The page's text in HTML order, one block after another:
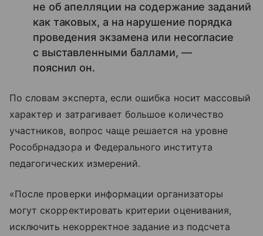
не об апелляции на содержание заданий
как таковых, а на нарушение порядка
проведения экзамена или несогласие
с выставленными баллами, —
пояснил он.
По словам эксперта, если ошибка носит массовый
характер и затрагивает большое количество
участников, вопрос чаще решается на уровне
Рособрнадзора и Федерального института
педагогических измерений.
«После проверки информации организаторы
могут скорректировать критерии оценивания,
исключить некорректное задание из подсчета